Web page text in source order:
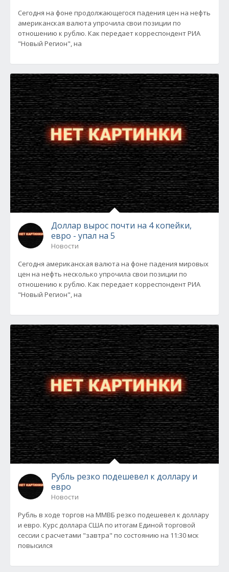
Сегодня на фоне продолжающегося падения цен на нефть
американская валюта упрочила свои позиции по
отношению к рублю. Как передает корреспондент РИА
"Новый Регион", на
Доллар вырос почти на 4 копейки,
евро - упал на 5
Новости
Сегодня американская валюта на фоне падения мировых
цен на нефть несколько упрочила свои позиции по
отношению к рублю. Как передает корреспондент РИА
"Новый Регион", на
Рубль резко подешевел к доллару и
евро
Новости
Рубль в ходе торгов на ММВБ резко подешевел к доллару
и евро. Курс доллара США по итогам Единой торговой
сессии с расчетами "завтра" по состоянию на 11:30 мск
повысился